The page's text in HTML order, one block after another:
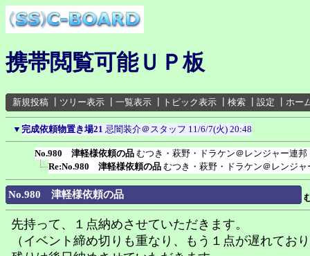
携帯閲覧可能ＵＰ板
新規投稿 ツリー表示 一覧表示 トピック表示 検索 設定 ホー
▼ 完成依頼物置き場21 忌闇装介＠スタッフ 11/6/7(火) 20:48
No.980 津軽様依頼の品 むつき・萩野・ドラケン＠レンジャー連邦
Re:No.980 津軽様依頼の品 むつき・萩野・ドラケン＠レンジャ
No.980 津軽様依頼の品
先持って、１点納めさせていただきます。
（イベント締め切りも重なり、もう１点が遅れてお